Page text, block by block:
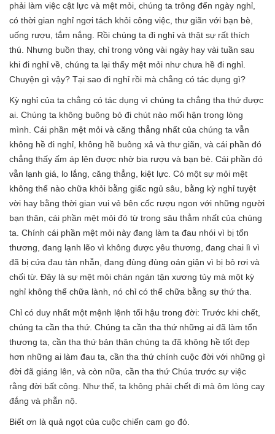
phải làm việc cật lực và mệt mỏi, chúng ta trông đến ngày nghỉ,
có thời gian nghỉ ngơi tách khỏi công việc, thư giãn với bạn bè,
uống rượu, tắm nắng. Rồi chúng ta đi nghỉ và thật sự rất thích
thú. Nhưng buồn thay, chỉ trong vòng vài ngày hay vài tuần sau
khi đi nghỉ về, chúng ta lại thấy mệt mỏi như chưa hề đi nghỉ.
Chuyện gì vậy? Tại sao đi nghỉ rồi mà chẳng có tác dụng gì?
Kỳ nghỉ của ta chẳng có tác dụng vì chúng ta chẳng tha thứ được
ai. Chúng ta không buông bỏ đi chút nào mối hận trong lòng
mình. Cái phần mệt mỏi và căng thẳng nhất của chúng ta vẫn
không hề đi nghỉ, không hề buông xả và thư giãn, và cái phần đó
chẳng thấy ấm áp lên được nhờ bia rượu và bạn bè. Cái phần đó
vẫn lạnh giá, lo lắng, căng thẳng, kiệt lực. Có một sự mỏi mệt
không thể nào chữa khỏi bằng giấc ngủ sâu, bằng kỳ nghỉ tuyệt
vời hay bằng thời gian vui vẻ bên cốc rượu ngon với những người
bạn thân, cái phần mệt mỏi đó từ trong sâu thẳm nhất của chúng
ta. Chính cái phần mệt mỏi này đang làm ta đau nhói vì bị tổn
thương, đang lạnh lẽo vì không được yêu thương, đang chai lì vì
đã bị cứa đau tàn nhẫn, đang đùng đùng oán giận vì bị bỏ rơi và
chối từ. Đây là sự mệt mỏi chán ngán tận xương tủy mà một kỳ
nghỉ không thể chữa lành, nó chỉ có thể chữa bằng sự thứ tha.
Chỉ có duy nhất một mệnh lệnh tối hậu trong đời: Trước khi chết,
chúng ta cần tha thứ. Chúng ta cần tha thứ những ai đã làm tổn
thương ta, cần tha thứ bản thân chúng ta đã không hề tốt đẹp
hơn những ai làm đau ta, cần tha thứ chính cuộc đời với những gì
đời đã giáng lên, và còn nữa, cần tha thứ Chúa trước sự việc
rằng đời bất công. Như thế, ta không phải chết đi mà ôm lòng cay
đắng và phẫn nộ.
Biết ơn là quả ngọt của cuộc chiến cam go đó.